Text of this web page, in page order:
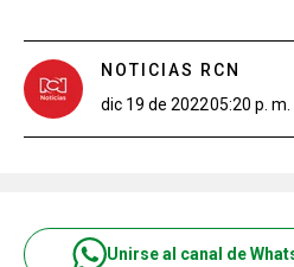
NOTICIAS RCN
dic 19 de 202205:20 p. m.
Unirse al canal de